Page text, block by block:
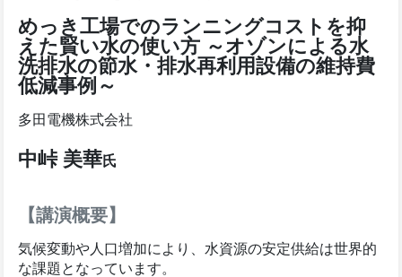
めっき工場でのランニングコストを抑
えた賢い水の使い方 ～オゾンによる水
洗排水の節水・排水再利用設備の維持費
低減事例～
多田電機株式会社
中峠 美華氏
【講演概要】
気候変動や人口増加により、水資源の安定供給は世界的
な課題となっています。